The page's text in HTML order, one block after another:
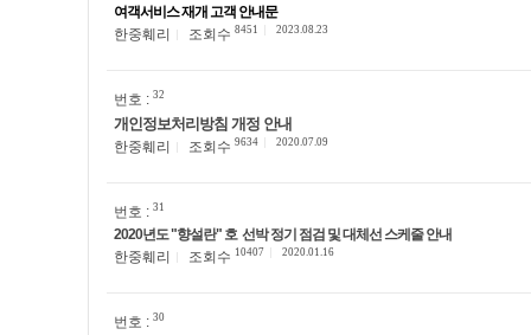
여객서비스 재개 고객 안내문
한중훼리
조회수 8451 2023.08.23
번호 : 32
개인정보처리방침 개정 안내
한중훼리 조회수 9634 2020.07.09
번호 : 31
2020년도 "향설란" 호 선박 정기 점검 및 대체선 스케줄 안내
한중훼리
조회수 10407 2020.01.16
번호 : 30